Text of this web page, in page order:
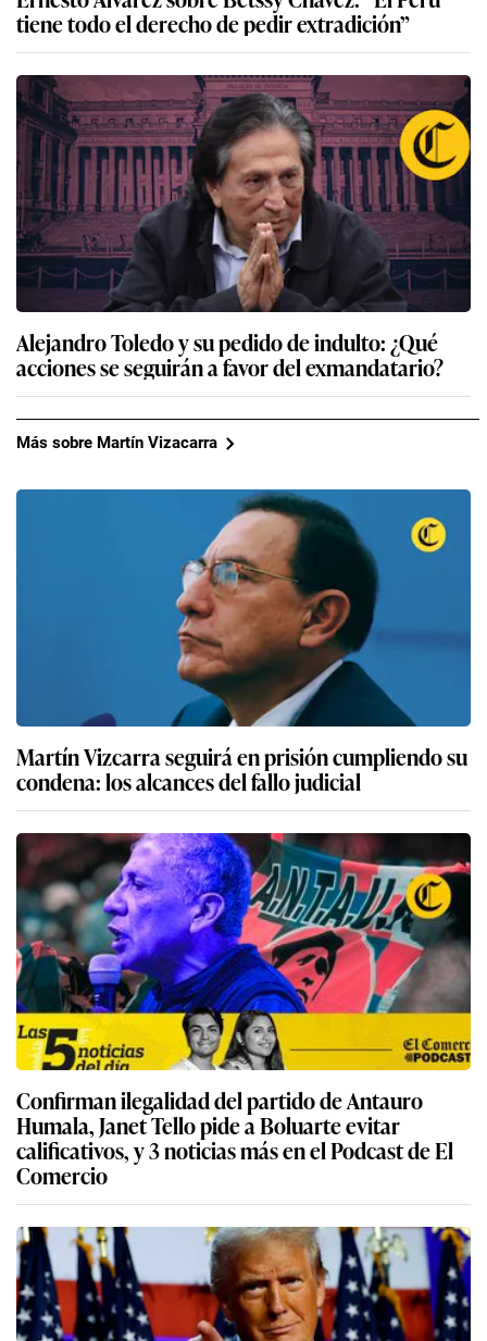
tiene todo el derecho de pedir extradición”
Alejandro Toledo y su pedido de indulto: ¿Qué
acciones se seguirán a favor del exmandatario?
Más sobre Martín Vizacarra
Martín Vizcarra seguirá en prisión cumpliendo su
condena: los alcances del fallo judicial
Confirman ilegalidad del partido de Antauro
Humala, Janet Tello pide a Boluarte evitar
calificativos, y 3 noticias más en el Podcast de El
Comercio